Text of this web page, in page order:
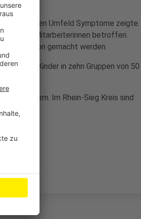
privaten Umfeld Symptome zeigte.
und Mitarbeiterinnen betroffen.
schon gemacht werden.
166 Kinder in zehn Gruppen von 50
als gestern. Im Rhein-Sieg Kreis sind